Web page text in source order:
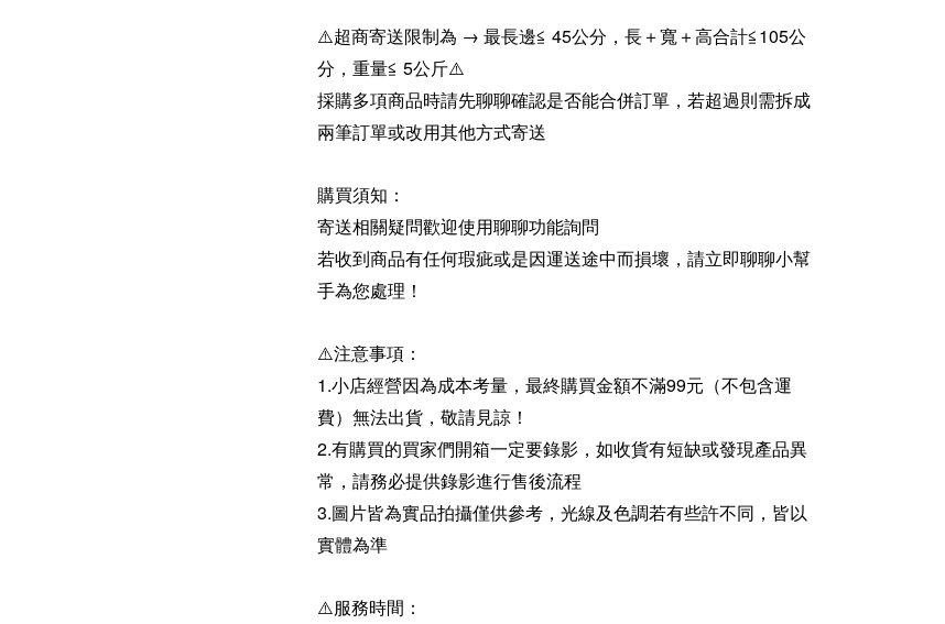
⚠️超商寄送限制為 → 最長邊≦ 45公分，長＋寬＋高合計≦105公
分，重量≦ 5公斤⚠️
採購多項商品時請先聊聊確認是否能合併訂單，若超過則需拆成
兩筆訂單或改用其他方式寄送
購買須知：
寄送相關疑問歡迎使用聊聊功能詢問
若收到商品有任何瑕疵或是因運送途中而損壞，請立即聊聊小幫
手為您處理！
⚠️注意事項：
1.小店經營因為成本考量，最終購買金額不滿99元（不包含運
費）無法出貨，敬請見諒！
2.有購買的買家們開箱一定要錄影，如收貨有短缺或發現產品異
常，請務必提供錄影進行售後流程
3.圖片皆為實品拍攝僅供參考，光線及色調若有些許不同，皆以
實體為準
⚠️服務時間：